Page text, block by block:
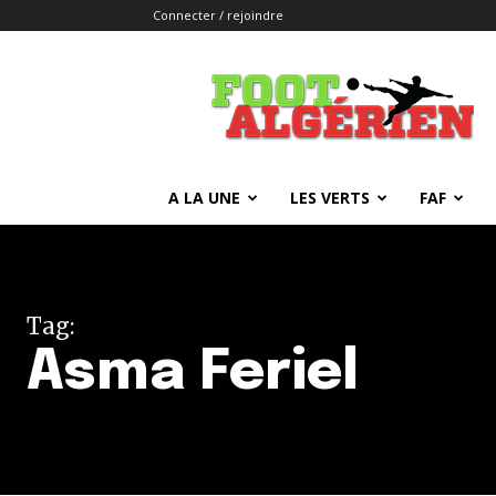
Connecter / rejoindre
FOOTALGERIEN
A LA UNE LES VERTS FAF
Tag:
Asma Feriel